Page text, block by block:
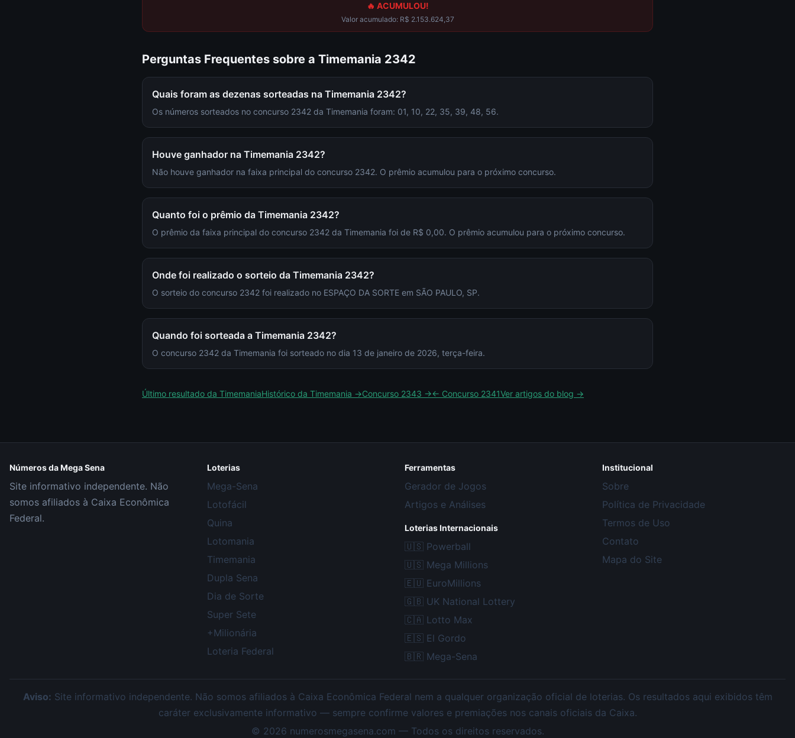
🔥 ACUMULOU!
Valor acumulado: R$ 2.153.624,37
Perguntas Frequentes sobre a Timemania 2342
Quais foram as dezenas sorteadas na Timemania 2342?
Os números sorteados no concurso 2342 da Timemania foram: 01, 10, 22, 35, 39, 48, 56.
Houve ganhador na Timemania 2342?
Não houve ganhador na faixa principal do concurso 2342. O prêmio acumulou para o próximo concurso.
Quanto foi o prêmio da Timemania 2342?
O prêmio da faixa principal do concurso 2342 da Timemania foi de R$ 0,00. O prêmio acumulou para o próximo concurso.
Onde foi realizado o sorteio da Timemania 2342?
O sorteio do concurso 2342 foi realizado no ESPAÇO DA SORTE em SÃO PAULO, SP.
Quando foi sorteada a Timemania 2342?
O concurso 2342 da Timemania foi sorteado no dia 13 de janeiro de 2026, terça-feira.
Último resultado da TimemaniaHistórico da Timemania →Concurso 2343 →← Concurso 2341Ver artigos do blog →
Números da Mega Sena
Site informativo independente. Não
somos afiliados à Caixa Econômica
Federal.
Loterias
Mega-Sena
Lotofácil
Quina
Lotomania
Timemania
Dupla Sena
Dia de Sorte
Super Sete
+Milionária
Loteria Federal
Ferramentas
Gerador de Jogos
Artigos e Análises
Loterias Internacionais
🇺🇸 Powerball
🇺🇸 Mega Millions
🇪🇺 EuroMillions
🇬🇧 UK National Lottery
🇨🇦 Lotto Max
🇪🇸 El Gordo
🇧🇷 Mega-Sena
Institucional
Sobre
Política de Privacidade
Termos de Uso
Contato
Mapa do Site
Aviso: Site informativo independente. Não somos afiliados à Caixa Econômica Federal nem a qualquer organização oficial de loterias. Os resultados aqui exibidos têm
caráter exclusivamente informativo — sempre confirme valores e premiações nos canais oficiais da Caixa.
© 2026 numerosmegasena.com — Todos os direitos reservados.